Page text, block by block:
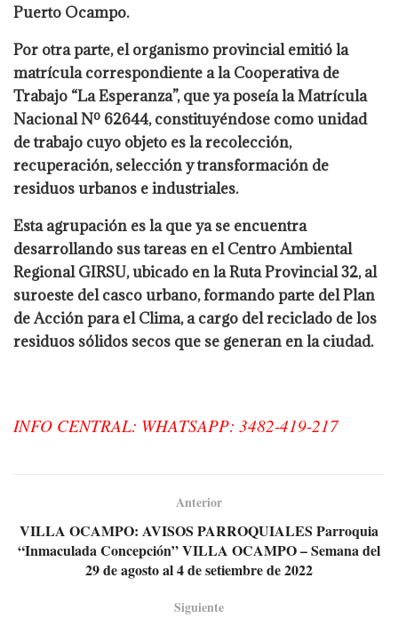
Puerto Ocampo.
Por otra parte, el organismo provincial emitió la
matrícula correspondiente a la Cooperativa de
Trabajo “La Esperanza”, que ya poseía la Matrícula
Nacional Nº 62644, constituyéndose como unidad
de trabajo cuyo objeto es la recolección,
recuperación, selección y transformación de
residuos urbanos e industriales.
Esta agrupación es la que ya se encuentra
desarrollando sus tareas en el Centro Ambiental
Regional GIRSU, ubicado en la Ruta Provincial 32, al
suroeste del casco urbano, formando parte del Plan
de Acción para el Clima, a cargo del reciclado de los
residuos sólidos secos que se generan en la ciudad.
INFO CENTRAL: WHATSAPP: 3482-419-217
Anterior
VILLA OCAMPO: AVISOS PARROQUIALES Parroquia
“Inmaculada Concepción” VILLA OCAMPO – Semana del
29 de agosto al 4 de setiembre de 2022
Siguiente